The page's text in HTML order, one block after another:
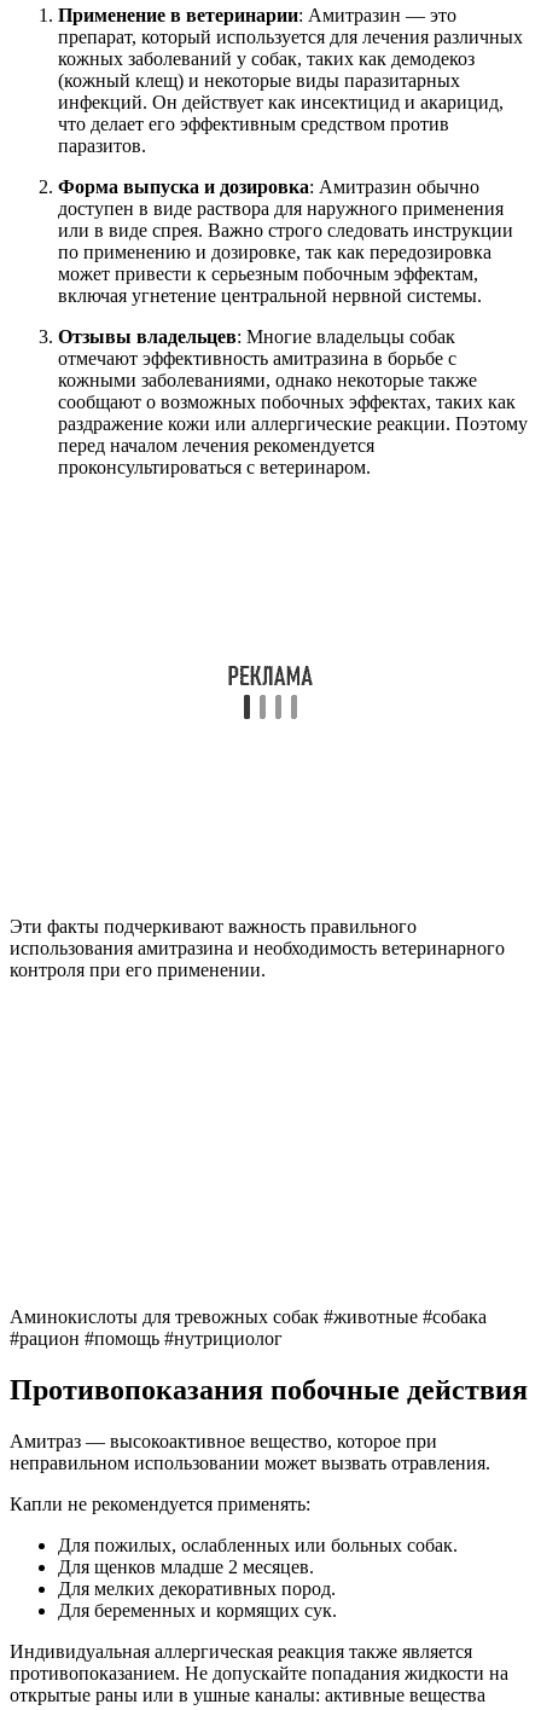
Применение в ветеринарии: Амитразин — это
препарат, который используется для лечения различных
кожных заболеваний у собак, таких как демодекоз
(кожный клещ) и некоторые виды паразитарных
инфекций. Он действует как инсектицид и акарицид,
что делает его эффективным средством против
паразитов.
Форма выпуска и дозировка: Амитразин обычно
доступен в виде раствора для наружного применения
или в виде спрея. Важно строго следовать инструкции
по применению и дозировке, так как передозировка
может привести к серьезным побочным эффектам,
включая угнетение центральной нервной системы.
Отзывы владельцев: Многие владельцы собак
отмечают эффективность амитразина в борьбе с
кожными заболеваниями, однако некоторые также
сообщают о возможных побочных эффектах, таких как
раздражение кожи или аллергические реакции. Поэтому
перед началом лечения рекомендуется
проконсультироваться с ветеринаром.
Эти факты подчеркивают важность правильного
использования амитразина и необходимость ветеринарного
контроля при его применении.
Аминокислоты для тревожных собак #животные #собака
#рацион #помощь #нутрициолог
Противопоказания побочные действия
Амитраз — высокоактивное вещество, которое при
неправильном использовании может вызвать отравления.
Капли не рекомендуется применять:
Для пожилых, ослабленных или больных собак.
Для щенков младше 2 месяцев.
Для мелких декоративных пород.
Для беременных и кормящих сук.
Индивидуальная аллергическая реакция также является
противопоказанием. Не допускайте попадания жидкости на
открытые раны или в ушные каналы: активные вещества